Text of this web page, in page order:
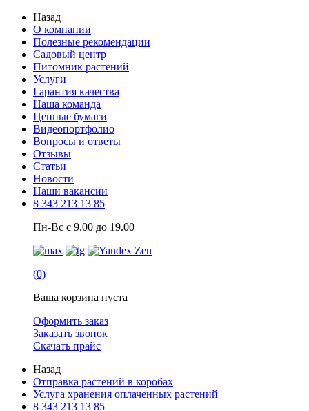
Назад
О компании
Полезные рекомендации
Садовый центр
Питомник растений
Услуги
Гарантия качества
Наша команда
Ценные бумаги
Видеопортфолио
Вопросы и ответы
Отзывы
Статьи
Новости
Наши вакансии
8 343 213 13 85
Пн-Вс с 9.00 до 19.00
(0)
Ваша корзина пуста
Оформить заказ
Заказать звонок
Скачать прайс
Назад
Отправка растений в коробах
Услуга хранения оплаченных растений
8 343 213 13 85